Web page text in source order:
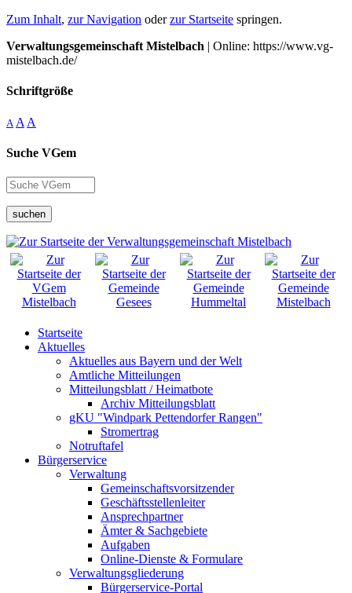
Zum Inhalt, zur Navigation oderzur Startseite springen.
Verwaltungsgemeinschaft Mistelbach | Online: https://www.vg-
mistelbach.de/
Schriftgröße
A A A
Suche VGem
suchen
Startseite
Aktuelles
Aktuelles aus Bayern und der Welt
Amtliche Mitteilungen
Mitteilungsblatt / Heimatbote
Archiv Mitteilungsblatt
gKU "Windpark Pettendorfer Rangen"
Stromertrag
Notruftafel
Bürgerservice
Verwaltung
Gemeinschaftsvorsitzender
Geschäftsstellenleiter
Ansprechpartner
Ämter & Sachgebiete
Aufgaben
Online-Dienste & Formulare
Verwaltungsgliederung
Bürgerservice-Portal